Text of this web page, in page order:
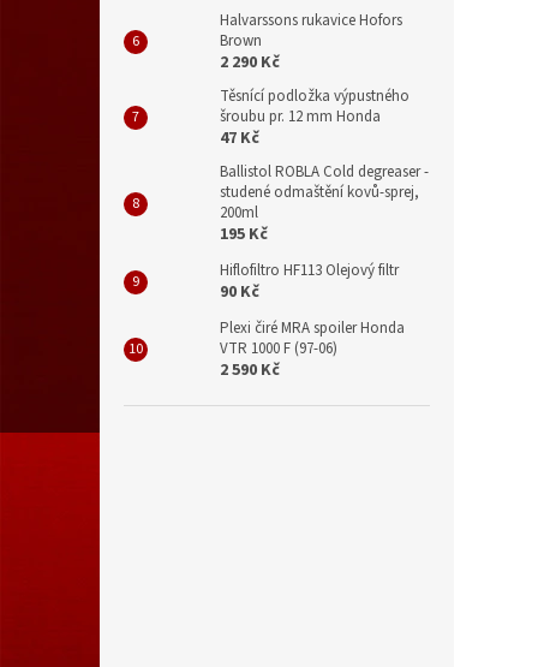
Halvarssons rukavice Hofors
Brown
2 290 Kč
Těsnící podložka výpustného
šroubu pr. 12 mm Honda
47 Kč
Ballistol ROBLA Cold degreaser -
studené odmaštění kovů-sprej,
200ml
195 Kč
Hiflofiltro HF113 Olejový filtr
90 Kč
Plexi čiré MRA spoiler Honda
VTR 1000 F (97-06)
2 590 Kč